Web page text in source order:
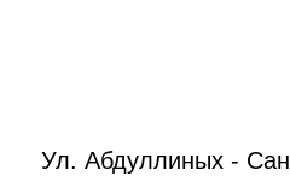
Ул. Абдуллиных -